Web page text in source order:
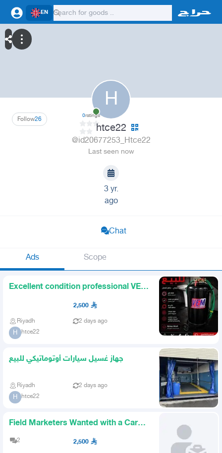
EN
H
26
Follow 0ratings
htce22
@id20677253_Htce22
Last seen now
3 yr.
ago
Chat
Ads Scope
Excellent condition professional VEM
air tank for car washes
2,500
Riyadh 2 days ago
H htce22
جهاز غسيل سيارات أوتوماتيكي للبيع
Riyadh 2 days ago
H htce22
Field Marketers Wanted with a Car
Salary 2000 Commission
2 2,500